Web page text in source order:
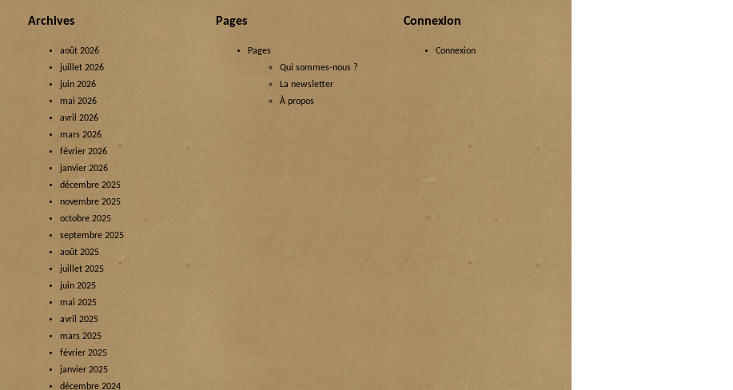
Archives
août 2026
juillet 2026
juin 2026
mai 2026
avril 2026
mars 2026
février 2026
janvier 2026
décembre 2025
novembre 2025
octobre 2025
septembre 2025
août 2025
juillet 2025
juin 2025
mai 2025
avril 2025
mars 2025
février 2025
janvier 2025
décembre 2024
Pages
Pages
Qui sommes-nous ?
La newsletter
À propos
Connexion
Connexion